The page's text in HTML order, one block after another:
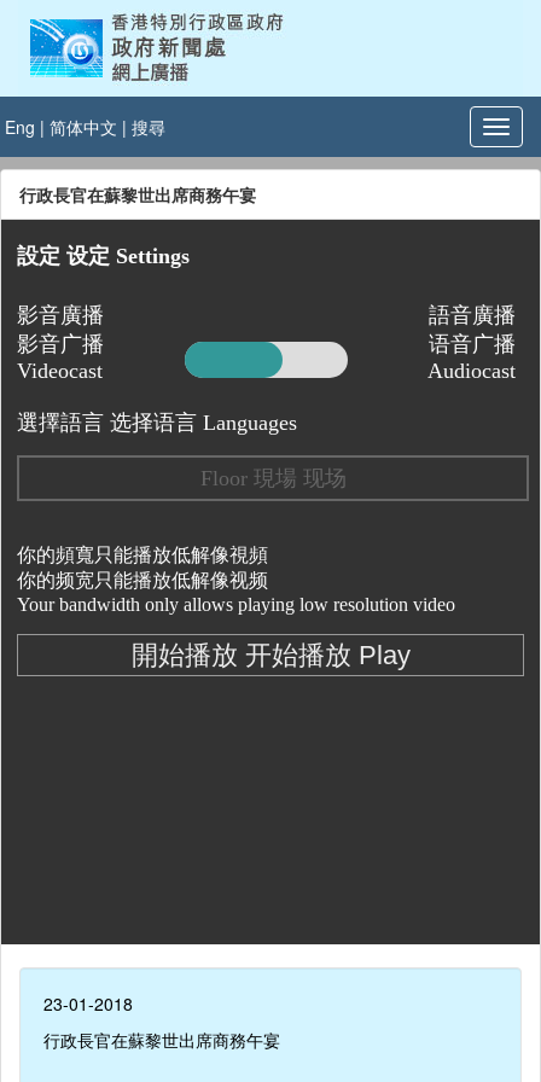
Eng | 简体中文 | 搜尋
行政長官在蘇黎世出席商務午宴
23-01-2018
行政長官在蘇黎世出席商務午宴